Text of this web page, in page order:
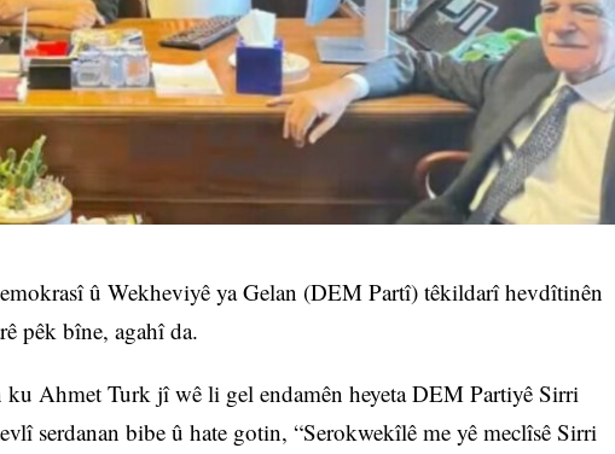
û Wekheviyê ya Gelan (DEM Partî) têkildarî hevdîtinên
pêk bîne, agahî da.
Ahmet Turk jî wê li gel endamên heyeta DEM Partiyê Sirri
serdanan bibe û hate gotin, “Serokwekîlê me yê meclîsê Sirri